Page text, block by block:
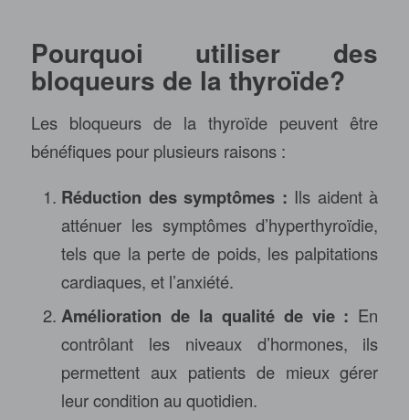
Pourquoi utiliser des
bloqueurs de la thyroïde?
Les bloqueurs de la thyroïde peuvent être
bénéfiques pour plusieurs raisons :
Réduction des symptômes : Ils aident à
atténuer les symptômes d’hyperthyroïdie,
tels que la perte de poids, les palpitations
cardiaques, et l’anxiété.
Amélioration de la qualité de vie : En
contrôlant les niveaux d’hormones, ils
permettent aux patients de mieux gérer
leur condition au quotidien.